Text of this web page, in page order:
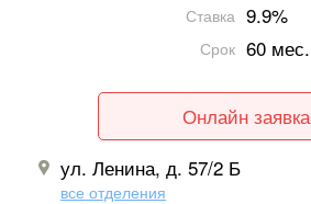
Ставка 9.9%
Срок 60 мес.
Онлайн заявка
ул. Ленина, д. 57/2 Б
все отделения